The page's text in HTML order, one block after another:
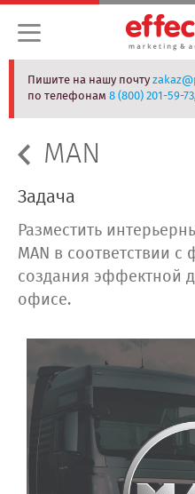
Пишите на нашу почту
по телефонам8 (800) 201-59-73
MAN
Задача
Разместить
MAN в соответствии
создания эффектной
офисе.